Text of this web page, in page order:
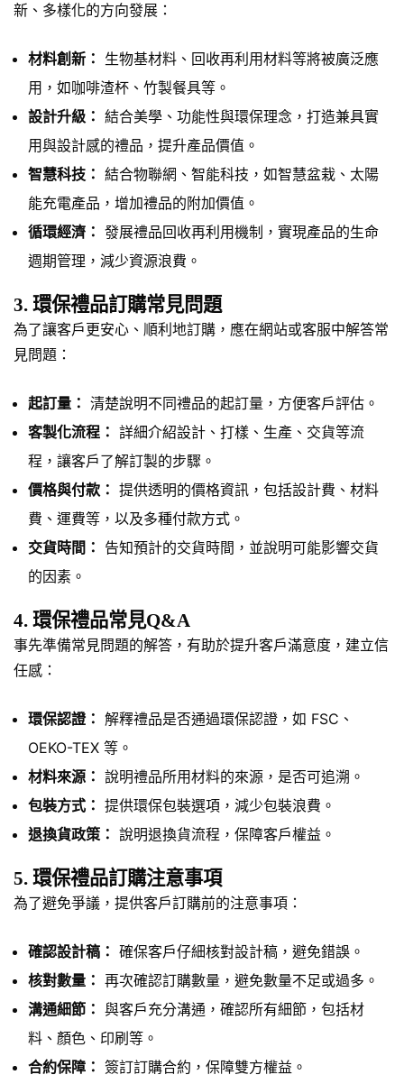
新、多樣化的方向發展：
材料創新： 生物基材料、回收再利用材料等將被廣泛應
用，如咖啡渣杯、竹製餐具等。
設計升級： 結合美學、功能性與環保理念，打造兼具實
用與設計感的禮品，提升產品價值。
智慧科技： 結合物聯網、智能科技，如智慧盆栽、太陽
能充電產品，增加禮品的附加價值。
循環經濟： 發展禮品回收再利用機制，實現產品的生命
週期管理，減少資源浪費。
3. 環保禮品訂購常見問題
為了讓客戶更安心、順利地訂購，應在網站或客服中解答常
見問題：
起訂量： 清楚說明不同禮品的起訂量，方便客戶評估。
客製化流程： 詳細介紹設計、打樣、生產、交貨等流
程，讓客戶了解訂製的步驟。
價格與付款： 提供透明的價格資訊，包括設計費、材料
費、運費等，以及多種付款方式。
交貨時間： 告知預計的交貨時間，並說明可能影響交貨
的因素。
4. 環保禮品常見Q&A
事先準備常見問題的解答，有助於提升客戶滿意度，建立信
任感：
環保認證： 解釋禮品是否通過環保認證，如 FSC、
OEKO-TEX 等。
材料來源： 說明禮品所用材料的來源，是否可追溯。
包裝方式： 提供環保包裝選項，減少包裝浪費。
退換貨政策： 說明退換貨流程，保障客戶權益。
5. 環保禮品訂購注意事項
為了避免爭議，提供客戶訂購前的注意事項：
確認設計稿： 確保客戶仔細核對設計稿，避免錯誤。
核對數量： 再次確認訂購數量，避免數量不足或過多。
溝通細節： 與客戶充分溝通，確認所有細節，包括材
料、顏色、印刷等。
合約保障： 簽訂訂購合約，保障雙方權益。